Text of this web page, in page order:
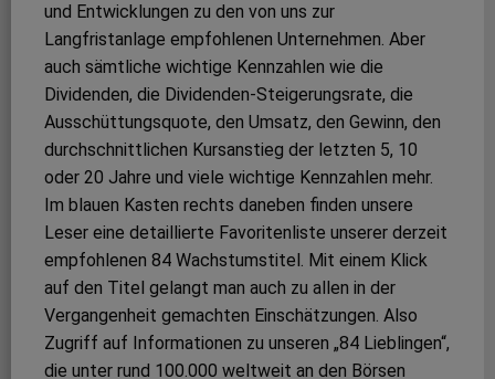
und Entwicklungen zu den von uns zur
Langfristanlage empfohlenen Unternehmen. Aber
auch sämtliche wichtige Kennzahlen wie die
Dividenden, die Dividenden-Steigerungsrate, die
Ausschüttungsquote, den Umsatz, den Gewinn, den
durchschnittlichen Kursanstieg der letzten 5, 10
oder 20 Jahre und viele wichtige Kennzahlen mehr.
Im blauen Kasten rechts daneben finden unsere
Leser eine detaillierte Favoritenliste unserer derzeit
empfohlenen 84 Wachstumstitel. Mit einem Klick
auf den Titel gelangt man auch zu allen in der
Vergangenheit gemachten Einschätzungen. Also
Zugriff auf Informationen zu unseren „84 Lieblingen“,
die unter rund 100.000 weltweit an den Börsen